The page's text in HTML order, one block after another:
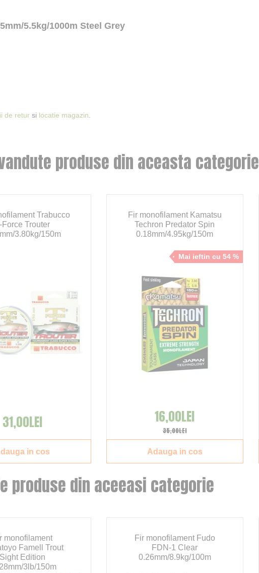
5.5kg/1000m Steel Grey
de retur si locatie magazin
produse din aceeasi categorie
monofilament
Famell Trout
Sight Edition
3lb/150m
Fir monofilament Fudo
FDN-1 Clear
0.26mm/8.9kg/100m
produse din aceasta categorie
Trabucco
Force Trouter
3.80kg/150m
31,00LEI
in cos
Fir monofilament Kamatsu
Techron Predator Spin
0.18mm/4.95kg/150m
Mai ieftin cu 54 %
35,00LEI
16,00LEI
Adauga in cos